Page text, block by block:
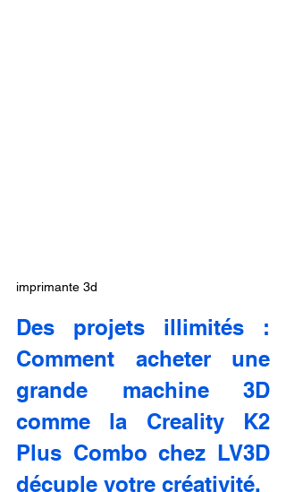
imprimante 3d
Des projets illimités :
Comment acheter une
grande machine 3D
comme la Creality K2
Plus Combo chez LV3D
décuple votre créativité.